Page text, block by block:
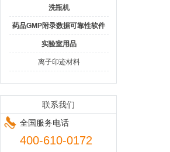
洗瓶机
药品GMP附录数据可靠性软件
实验室用品
离子印迹材料
联系我们
全国服务电话
400-610-0172